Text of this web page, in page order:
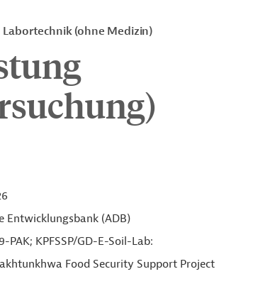
Labortechnik (ohne Medizin)
Entwicklungsbank (ADB)
PAK; KPFSSP/GD-E-Soil-Lab:
Food Security Support Project